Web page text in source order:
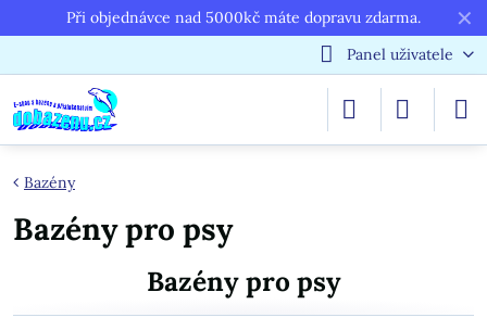
✕
Při objednávce nad 5000kč máte dopravu zdarma.
Panel uživatele
Bazény
Bazény pro psy
Bazény pro psy